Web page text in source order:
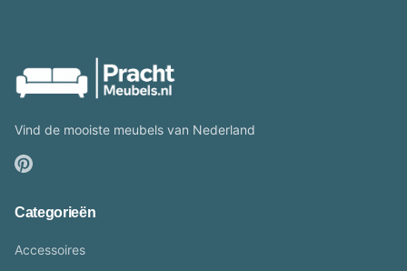
Vind de mooiste meubels van Nederland
Categorieën
Accessoires